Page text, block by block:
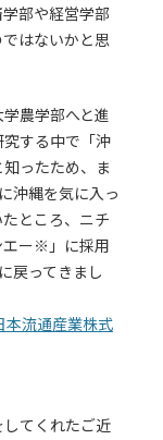
部や経営学部
はないかと思
農学部へと進
する中で「沖
ったため、ま
沖縄を気に入っ
ところ、ニチ
エー※」に採用
戻ってきまし
本流通産業株式
てくれたご近